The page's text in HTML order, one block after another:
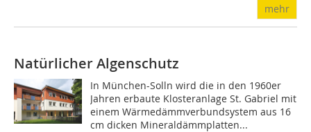
mehr
Natürlicher Algenschutz
In München-Solln wird die in den 1960er
Jahren erbaute Klosteranlage St. Gabriel mit
einem Wärmedämmverbundsystem aus 16
cm dicken Mineraldämmplatten...